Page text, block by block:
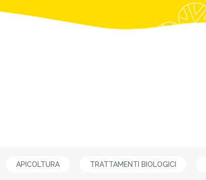
APICOLTURA TRATTAMENTI BIOLOGICI